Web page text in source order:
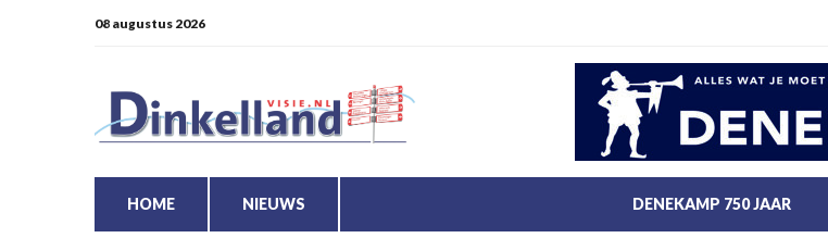
08 augustus 2026
HOME NIEUWS DENEKAMP 750 JAAR